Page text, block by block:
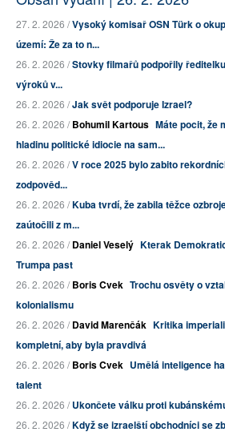
27. 2. 2026 /Vysoký komisař OSN Türk o
území: Že za to n...
26. 2. 2026 /Stovky filmařů podpořily
výroků v...
26. 2. 2026 /Jak svět podporuje Izrael?
26. 2. 2026 /Bohumil Kartous Máte pocit, že
hladinu politické idiocie na sam...
26. 2. 2026 /V roce 2025 bylo zabito
zodpověd...
26. 2. 2026 /Kuba tvrdí, že zabila těžce
zaútočili z m...
26. 2. 2026 /Daniel Veselý Kterak
Trumpa past
26. 2. 2026 /Boris Cvek Trochu osvěty o
kolonialismu
26. 2. 2026 /David Marenčák Kritika
kompletní, aby byla pravdivá
26. 2. 2026 /Boris Cvek Umělá inteligence
talent
26. 2. 2026 /Ukončete válku proti
26. 2. 2026 /Když se izraelští obchodníci se